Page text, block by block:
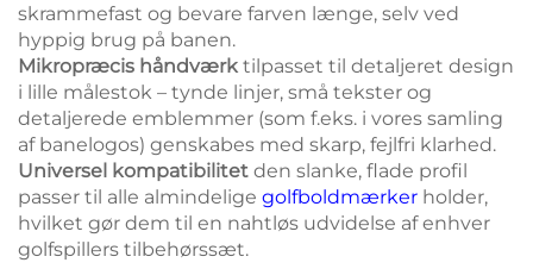
skrammefast og bevare farven længe, selv ved
hyppig brug på banen.
Mikropræcis håndværk tilpasset til detaljeret design
i lille målestok – tynde linjer, små tekster og
detaljerede emblemmer (som f.eks. i vores samling
af banelogos) genskabes med skarp, fejlfri klarhed.
Universel kompatibilitet den slanke, flade profil
passer til alle almindelige golfboldmærker holder,
hvilket gør dem til en nahtløs udvidelse af enhver
golfspillers tilbehørssæt.